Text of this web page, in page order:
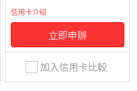
信用卡介紹
立即申辦
加入信用卡比較